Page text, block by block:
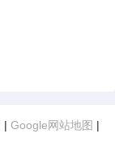
| Google网站地图 |